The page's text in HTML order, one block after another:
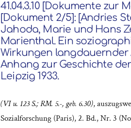
41.04.3.10 [Dokumente zur
[Dokument 2/5]: [Andries
Jahoda, Marie und Hans
Marienthal. Ein
Wirkungen langdauernder
Anhang zur Geschichte
Leipzig 1933.
(VI u. 123 S.; RM. 5.-, geb. 6.30),
Sozialforschung (Paris), 2. Bd., Nr. 3